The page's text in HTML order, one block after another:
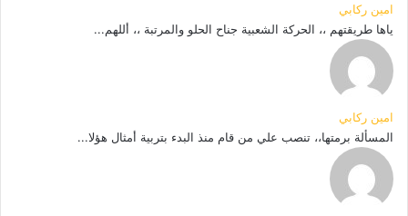
امين ركابي
ياها طريقتهم ،، الحركة الشعبية جناح الحلو والمرتبة ،، أللهم...
امين ركابي
المسألة برمتها،، تنصب علي من قام منذ البدء بتربية أمثال هؤلا...